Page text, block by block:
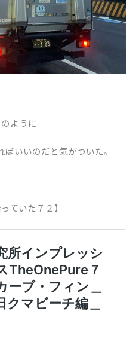
ように
いいのだと気がついた。
ていた７２】